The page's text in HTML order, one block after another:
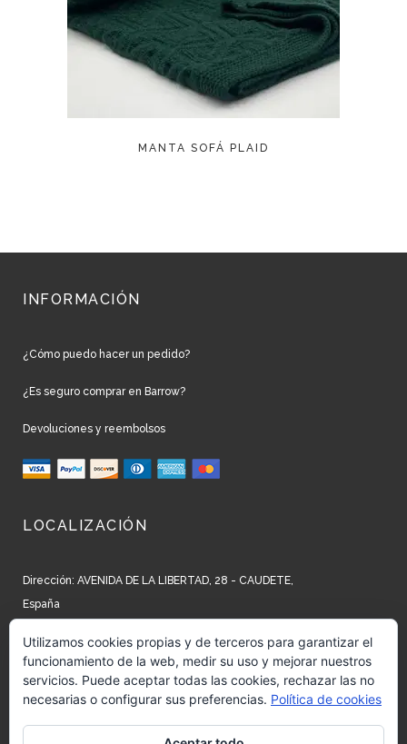
MANTA SOFÁ PLAID
INFORMACIÓN
¿Cómo puedo hacer un pedido?
¿Es seguro comprar en Barrow?
Devoluciones y reembolsos
LOCALIZACIÓN
Dirección: AVENIDA DE LA LIBERTAD, 28 - CAUDETE,
España
Teléfono: +34 965 827 250
Email: info@barrow.es
REDES SOCIALES
Utilizamos cookies propias y de terceros para garantizar el
funcionamiento de la web, medir su uso y mejorar nuestros
servicios. Puede aceptar todas las cookies, rechazar las no
necesarias o configurar sus preferencias. Política de cookies